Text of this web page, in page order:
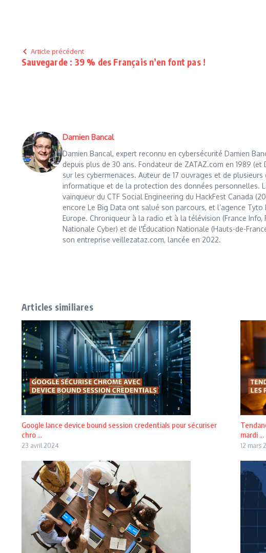
Article précédent
Sauvegarde : 39 % des Français n’en font pas !
Damien Bancal
Damien Bancal, expert reconnu en cybersécurité Damien
depuis plus de 30 ans. Fondateur de ZATAZ.com en 1989
sur les cybermenaces. Auteur de 17 ouvrages et de
informatique et de la protection des données personnelles.
vainqueur du CTF Social Engineering du HackFest Canada
encore Le Big Data ont salué son parcours, et l’agence
Europe. Chroniqueur à la radio et à la télévision (France
Nationale Cyber) et de l'Éducation Nationale (Hauts-de-
son entreprise veillezataz.com, lancée en 2022.
Articles similiares
Google lance device bound session credentials pour sécuriser
chro ...
23 avril 2024
mardi ...
12 mars